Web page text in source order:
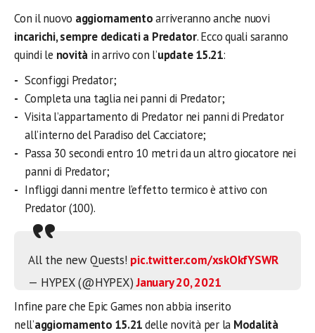
Con il nuovo aggiornamentoarriveranno anche nuovi
incarichi, sempre dedicati a Predator. Ecco quali saranno
quindi le novità in arrivo con l’update 15.21:
Sconfiggi Predator;
Completa una taglia nei panni di Predator;
Visita l’appartamento di Predator nei panni di Predator
all’interno del Paradiso del Cacciatore;
Passa 30 secondi entro 10 metri da un altro giocatore nei
panni di Predator;
Infliggi danni mentre l’effetto termico è attivo con
Predator (100).
All the new Quests! pic.twitter.com/xskOkfYSWR
— HYPEX (@HYPEX)January 20, 2021
Infine pare che Epic Games non abbia inserito
nell’aggiornamento 15.21delle novità per la Modalità